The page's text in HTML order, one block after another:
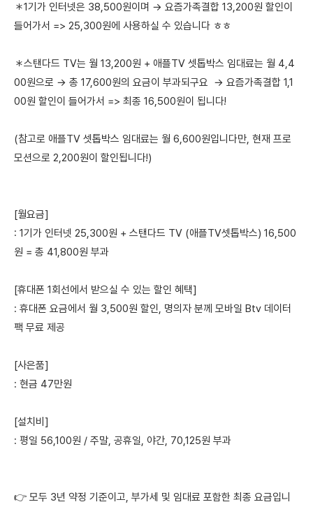
＊1기가 인터넷은 38,500원이며 → 요즘가족결합 13,200원 할인이
들어가서 => 25,300원에 사용하실 수 있습니다 ㅎㅎ
＊스탠다드 TV는 월 13,200원 + 애플TV 셋톱박스 임대료는 월 4,4
00원으로 → 총 17,600원의 요금이 부과되구요 → 요즘가족결합 1,1
00원 할인이 들어가서 => 최종 16,500원이 됩니다!
(참고로 애플TV 셋톱박스 임대료는 월 6,600원입니다만, 현재 프로
모션으로 2,200원이 할인됩니다!)
[월요금]
: 1기가 인터넷 25,300원 + 스탠다드 TV (애플TV셋톱박스) 16,500
원 = 총 41,800원 부과
[휴대폰 1회선에서 받으실 수 있는 할인 혜택]
: 휴대폰 요금에서 월 3,500원 할인, 명의자 분께 모바일 Btv 데이터
팩 무료 제공
[사은품]
: 현금 47만원
[설치비]
: 평일 56,100원 / 주말, 공휴일, 야간, 70,125원 부과
👉 모두 3년 약정 기준이고, 부가세 및 임대료 포함한 최종 요금입니